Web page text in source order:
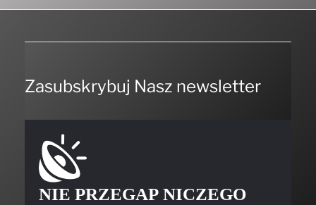
Zasubskrybuj Nasz newsletter
NIE PRZEGAP NICZEGO